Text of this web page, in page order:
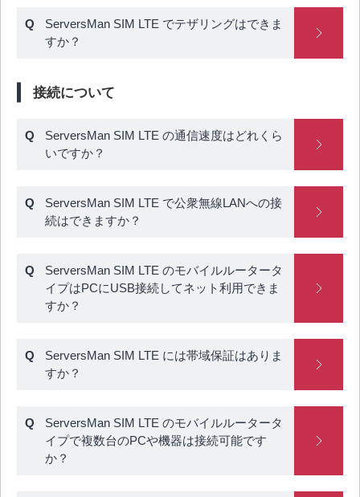
ServersMan SIM LTE でテザリングはできま
すか？
接続について
ServersMan SIM LTE の通信速度はどれくら
いですか？
ServersMan SIM LTE で公衆無線LANへの接
続はできますか？
ServersMan SIM LTE のモバイルルータータ
イプはPCにUSB接続してネット利用できま
すか？
ServersMan SIM LTE には帯域保証はありま
すか？
ServersMan SIM LTE のモバイルルータータ
イプで複数台のPCや機器は接続可能です
か？